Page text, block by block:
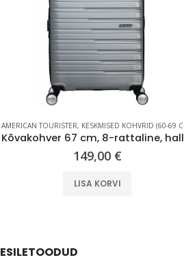
AMERICAN TOURISTER, KESKMISED KOHVRID (60-69 CM)
149,00 €
LISA KORVI
ESILETOODUD